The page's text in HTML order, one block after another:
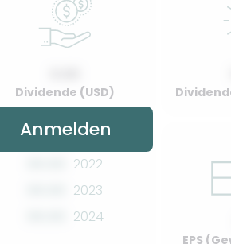
Dividende (USD)
2022
2023
2024
EPS
Anmelden